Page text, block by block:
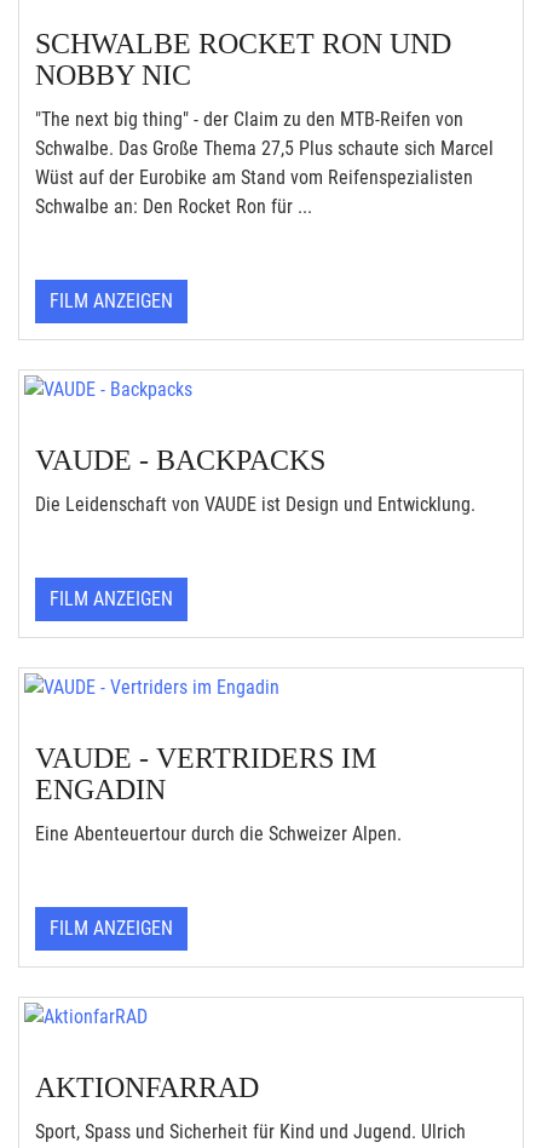
SCHWALBE ROCKET RON UND
NOBBY NIC
"The next big thing" - der Claim zu den MTB-Reifen von
Schwalbe. Das Große Thema 27,5 Plus schaute sich Marcel
Wüst auf der Eurobike am Stand vom Reifenspezialisten
Schwalbe an: Den Rocket Ron für ...
FILM ANZEIGEN
VAUDE - BACKPACKS
Die Leidenschaft von VAUDE ist Design und Entwicklung.
FILM ANZEIGEN
VAUDE - VERTRIDERS IM
ENGADIN
Eine Abenteuertour durch die Schweizer Alpen.
FILM ANZEIGEN
AKTIONFARRAD
Sport, Spass und Sicherheit für Kind und Jugend. Ulrich